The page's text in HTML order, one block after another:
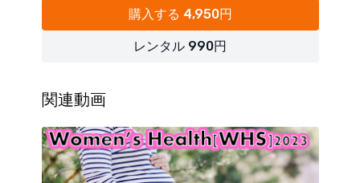
【ノ内容】
・頭痛の病態
・妊娠・出産と頭痛・頚部痛・上背部痛
・リアライン・コンセプトの評価と治療
購入する 4,950円
レンタル 990円
関連動画